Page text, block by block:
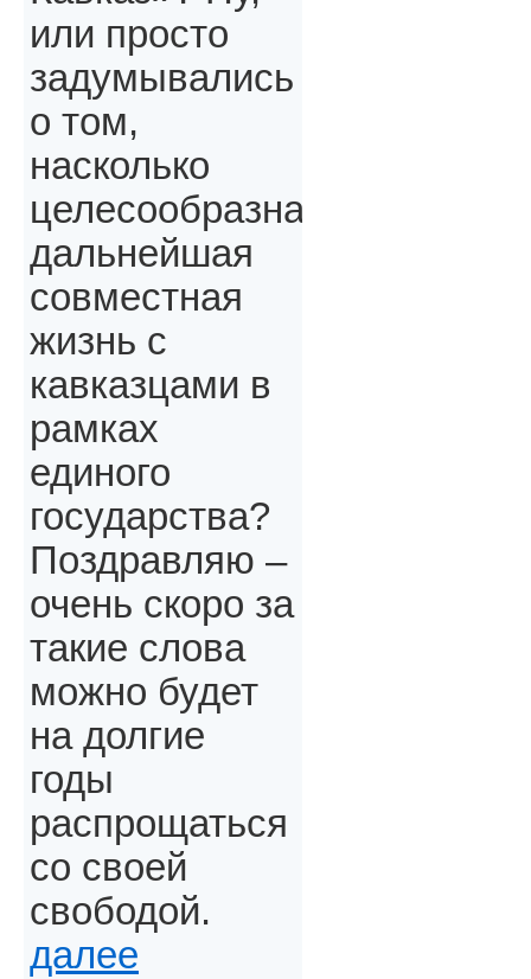
или просто
задумывались
о том,
насколько
целесообразна
дальнейшая
совместная
жизнь с
кавказцами в
рамках
единого
государства?
Поздравляю –
очень скоро за
такие слова
можно будет
на долгие
годы
распрощаться
со своей
свободой.
далее